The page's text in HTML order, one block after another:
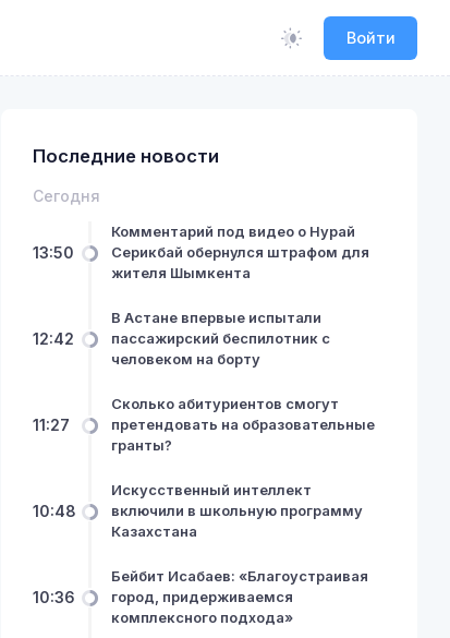
Войти
Последние новости
Сегодня
13:50
Комментарий под видео о Нурай
Серикбай обернулся штрафом для
жителя Шымкента
12:42
В Астане впервые испытали
пассажирский беспилотник с
человеком на борту
11:27
Сколько абитуриентов смогут
претендовать на образовательные
гранты?
10:48
Искусственный интеллект
включили в школьную программу
Казахстана
10:36
Бейбит Исабаев: «Благоустраивая
город, придерживаемся
комплексного подхода»